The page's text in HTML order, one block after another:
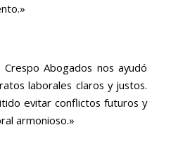
Abogados nos ayudó
laborales claros y justos.
evitar conflictos futuros y
armonioso.»